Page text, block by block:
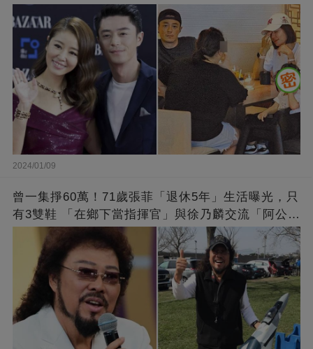
2024/01/09
曾一集掙60萬！71歲張菲「退休5年」生活曝光，只
有3雙鞋 「在鄉下當指揮官」與徐乃麟交流「阿公